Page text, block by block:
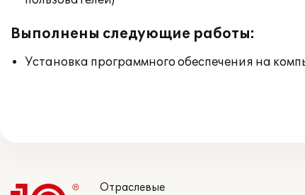
Выполнены следующие работы:
Установка программного обеспечения на
Отраслевые